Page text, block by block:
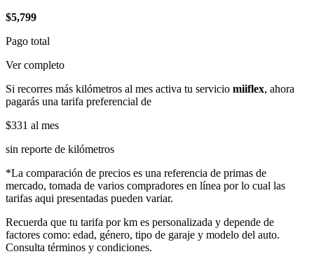
$5,799
Pago total
Ver completo
Si recorres más kilómetros al mes activa tu servicio miiflex, ahora
pagarás una tarifa preferencial de
$331 al mes
sin reporte de kilómetros
*La comparación de precios es una referencia de primas de
mercado, tomada de varios compradores en línea por lo cual las
tarifas aqui presentadas pueden variar.
Recuerda que tu tarifa por km es personalizada y depende de
factores como: edad, género, tipo de garaje y modelo del auto.
Consulta términos y condiciones.